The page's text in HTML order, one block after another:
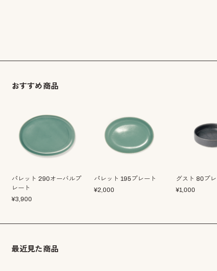
おすすめ商品
パレット 290オーバルプ
レート
¥3,900
パレット 195プレート
¥2,000
グスト 80プ
¥1,000
最近見た商品